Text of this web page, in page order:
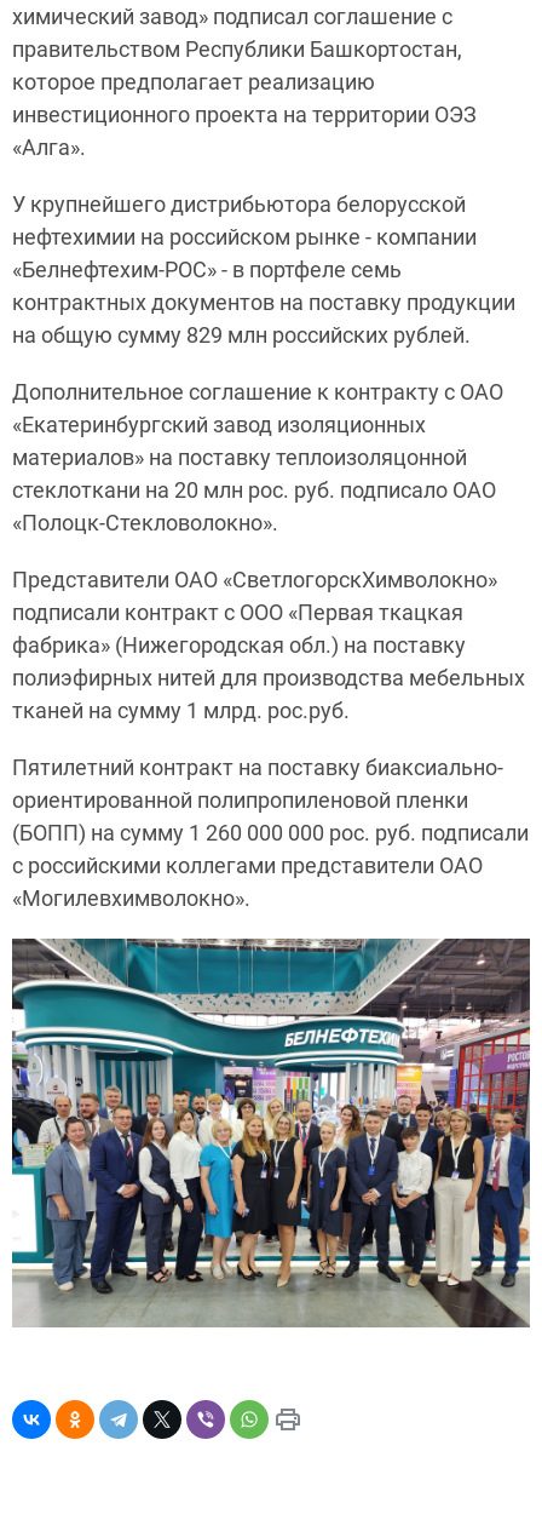
химический завод» подписал соглашение с
правительством Республики Башкортостан,
которое предполагает реализацию
инвестиционного проекта на территории ОЭЗ
«Алга».
У крупнейшего дистрибьютора белорусской
нефтехимии на российском рынке - компании
«Белнефтехим-РОС» - в портфеле семь
контрактных документов на поставку продукции
на общую сумму 829 млн российских рублей.
Дополнительное соглашение к контракту с ОАО
«Екатеринбургский завод изоляционных
материалов» на поставку теплоизоляцонной
стеклоткани на 20 млн рос. руб. подписало ОАО
«Полоцк-Стекловолокно».
Представители ОАО «СветлогорскХимволокно»
подписали контракт с ООО «Первая ткацкая
фабрика» (Нижегородская обл.) на поставку
полиэфирных нитей для производства мебельных
тканей на сумму 1 млрд. рос.руб.
Пятилетний контракт на поставку биаксиально-
ориентированной полипропиленовой пленки
(БОПП) на сумму 1 260 000 000 рос. руб. подписали
с российскими коллегами представители ОАО
«Могилевхимволокно».